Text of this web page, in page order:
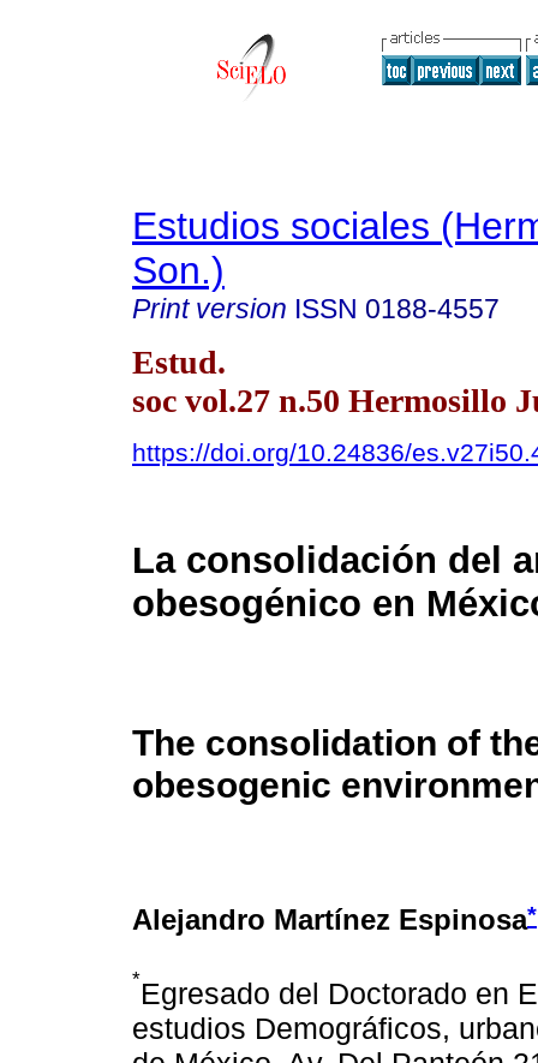
Estudios sociales
Son.)
Print version ISSN 0188-4557
Estud.
soc vol.27 n.50 Hermosillo
https://doi.org/10.24836/
La consolidación del
obesogénico en
The consolidation of
obesogenic
Alejandro Martínez Espinosa*
*Egresado del Doctorado en
estudios Demográficos,